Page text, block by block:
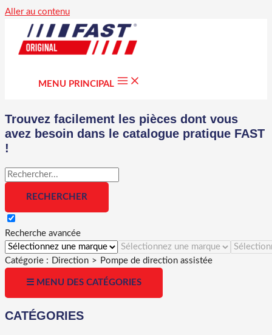
Aller au contenu
MENU PRINCIPAL
Trouvez facilement les pièces dont vous
avez besoin dans le catalogue pratique FAST
!
Recherche avancée
Catégorie : Direction > Pompe de direction assistée
☰ MENU DES CATÉGORIES
CATÉGORIES